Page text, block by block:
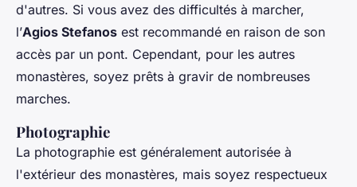
d'autres. Si vous avez des difficultés à marcher,
l’Agios Stefanos est recommandé en raison de son
accès par un pont. Cependant, pour les autres
monastères, soyez prêts à gravir de nombreuses
marches.
Photographie
La photographie est généralement autorisée à
l'extérieur des monastères, mais soyez respectueux